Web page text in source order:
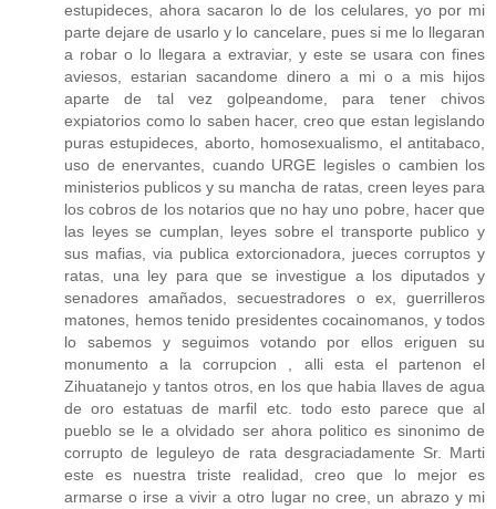
estupideces, ahora sacaron lo de los celulares, yo por mi
parte dejare de usarlo y lo cancelare, pues si me lo llegaran
a robar o lo llegara a extraviar, y este se usara con fines
aviesos, estarian sacandome dinero a mi o a mis hijos
aparte de tal vez golpeandome, para tener chivos
expiatorios como lo saben hacer, creo que estan legislando
puras estupideces, aborto, homosexualismo, el antitabaco,
uso de enervantes, cuando URGE legisles o cambien los
ministerios publicos y su mancha de ratas, creen leyes para
los cobros de los notarios que no hay uno pobre, hacer que
las leyes se cumplan, leyes sobre el transporte publico y
sus mafias, via publica extorcionadora, jueces corruptos y
ratas, una ley para que se investigue a los diputados y
senadores amañados, secuestradores o ex, guerrilleros
matones, hemos tenido presidentes cocainomanos, y todos
lo sabemos y seguimos votando por ellos eriguen su
monumento a la corrupcion , alli esta el partenon el
Zihuatanejo y tantos otros, en los que habia llaves de agua
de oro estatuas de marfil etc. todo esto parece que al
pueblo se le a olvidado ser ahora politico es sinonimo de
corrupto de leguleyo de rata desgraciadamente Sr. Marti
este es nuestra triste realidad, creo que lo mejor es
armarse o irse a vivir a otro lugar no cree, un abrazo y mi